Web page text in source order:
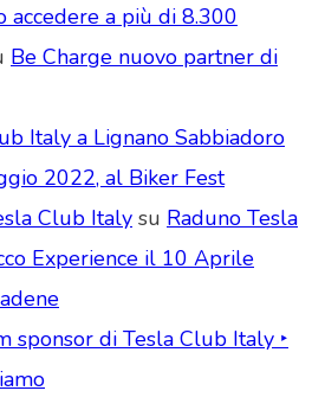
accedere a più di 8.300
Be Charge nuovo partner di
Italy a Lignano Sabbiadoro
2022, al Biker Fest
Club Italy su Raduno Tesla
Experience il 10 Aprile
sponsor di Tesla Club Italy ‣